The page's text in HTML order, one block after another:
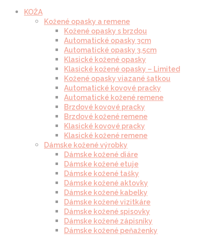
KOŽA
Kožené opasky a remene
Kožené opasky s brzdou
Automatické opasky 3cm
Automatické opasky 3.5cm
Klasické kožené opasky
Klasické kožené opasky – Limited
Kožené opasky viazané šatkou
Automatické kovové pracky
Automatické kožené remene
Brzdové kovové pracky
Brzdové kožené remene
Klasické kovové pracky
Klasické kožené remene
Dámske kožené výrobky
Dámske kožené diáre
Dámske kožené etuje
Dámske kožené tašky
Dámske kožené aktovky
Dámske kožené kabelky
Dámske kožené vizitkáre
Dámske kožené spisovky
Dámske kožené zápisníky
Dámske kožené peňaženky